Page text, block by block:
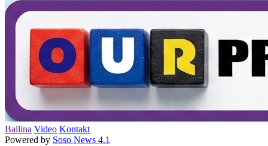
Ballina Video Kontakt
Powered by Soso News 4.1